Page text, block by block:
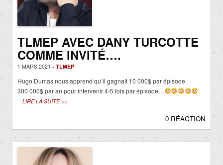
TLMEP AVEC DANY TURCOTTE
COMME INVITÉ….
1 MARS 2021 - TLMEP
Hugo Dumas nous apprend qu’il gagnait 10 000$ par épisode.
300 000$ par an pour intervenir 4-5 fois par épisode…
LIRE LA SUITE >>
0 RÉACTION